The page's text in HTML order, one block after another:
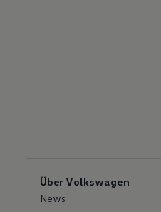
Über Volkswagen
News